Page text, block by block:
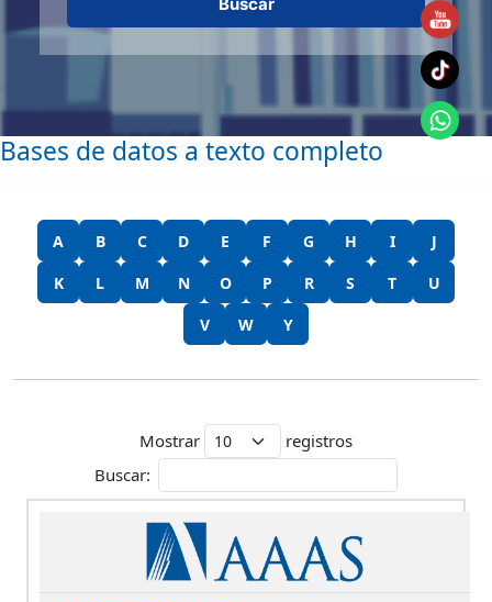
Bases de datos a texto completo
A B C D E F G H I
J
K
L M N O P R S T
U
V
W Y
Mostrar
registros
Buscar: